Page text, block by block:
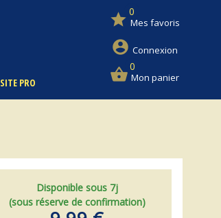
SITE PRO
star 0
Mes favoris
account_circle Connexion
shopping_basket0
Mon panier
Disponible sous 7j
(sous réserve de confirmation)